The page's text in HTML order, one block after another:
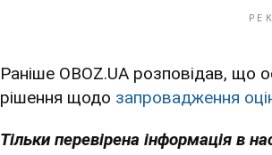
Раніше OBOZ.UA розповідав, що
рішення щодо запровадження
Тільки перевірена інформація в